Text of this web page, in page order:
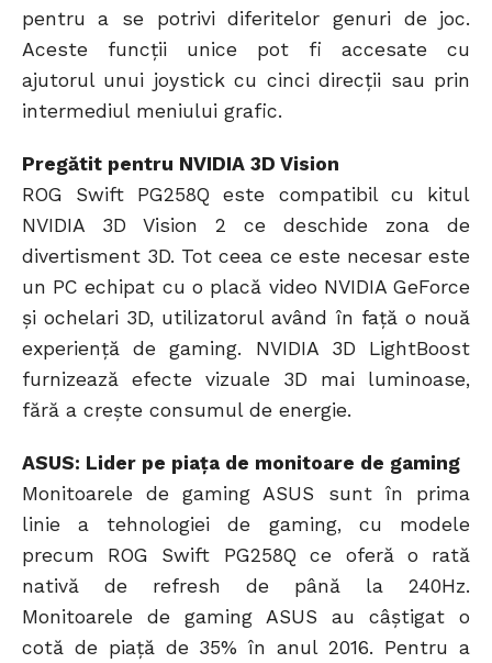
pentru a se potrivi diferitelor genuri de joc.
Aceste funcții unice pot fi accesate cu
ajutorul unui joystick cu cinci direcții sau prin
intermediul meniului grafic.
Pregătit pentru NVIDIA 3D Vision
ROG Swift PG258Q este compatibil cu kitul
NVIDIA 3D Vision 2 ce deschide zona de
divertisment 3D. Tot ceea ce este necesar este
un PC echipat cu o placă video NVIDIA GeForce
și ochelari 3D, utilizatorul având în față o nouă
experiență de gaming. NVIDIA 3D LightBoost
furnizează efecte vizuale 3D mai luminoase,
fără a crește consumul de energie.
ASUS: Lider pe piața de monitoare de gaming
Monitoarele de gaming ASUS sunt în prima
linie a tehnologiei de gaming, cu modele
precum ROG Swift PG258Q ce oferă o rată
nativă de refresh de până la 240Hz.
Monitoarele de gaming ASUS au câștigat o
cotă de piață de 35% în anul 2016. Pentru a